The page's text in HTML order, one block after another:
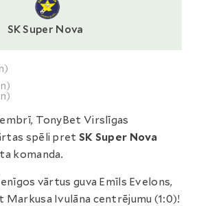
SK Super Nova
TonyBet Virslīgas
spēli pret SK Super Nova
komanda.
vārtus guva Emīls Evelons,
Markusa Ivulāna centrējumu (1:0)!